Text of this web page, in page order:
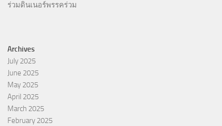
ร่วมดินเนอร์พรรคร่วม
Archives
July 2025
June 2025
May 2025
April 2025
March 2025
February 2025